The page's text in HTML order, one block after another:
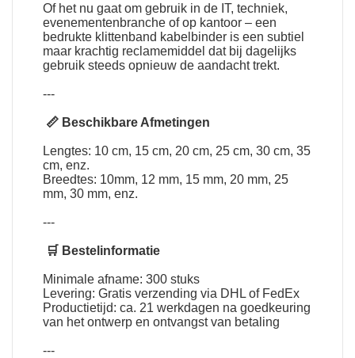
Of het nu gaat om gebruik in de IT, techniek,
evenementenbranche of op kantoor – een
bedrukte klittenband kabelbinder is een subtiel
maar krachtig reclamemiddel dat bij dagelijks
gebruik steeds opnieuw de aandacht trekt.
---
📏 Beschikbare Afmetingen
Lengtes: 10 cm, 15 cm, 20 cm, 25 cm, 30 cm, 35
cm, enz.
Breedtes: 10mm, 12 mm, 15 mm, 20 mm, 25
mm, 30 mm, enz.
---
🛒 Bestelinformatie
Minimale afname: 300 stuks
Levering: Gratis verzending via DHL of FedEx
Productietijd: ca. 21 werkdagen na goedkeuring
van het ontwerp en ontvangst van betaling
---